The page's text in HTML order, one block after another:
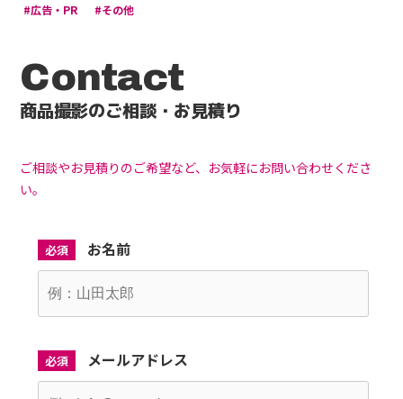
#広告・PR
#その他
Contact
商品撮影のご相談・お見積り
ご相談やお見積りのご希望など、お気軽にお問い合わせくださ
い。
必須 お名前
必須 メールアドレス